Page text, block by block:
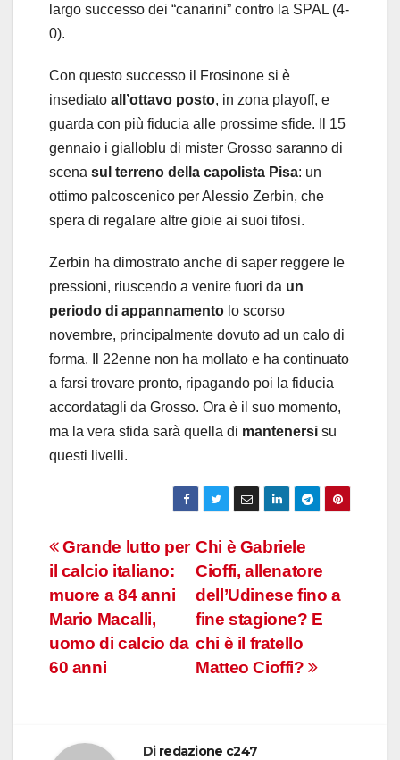
largo successo dei “canarini” contro la SPAL (4-
0).
Con questo successo il Frosinone si è
insediato all’ottavo posto, in zona playoff, e
guarda con più fiducia alle prossime sfide. Il 15
gennaio i gialloblu di mister Grosso saranno di
scena sul terreno della capolista Pisa: un
ottimo palcoscenico per Alessio Zerbin, che
spera di regalare altre gioie ai suoi tifosi.
Zerbin ha dimostrato anche di saper reggere le
pressioni, riuscendo a venire fuori da un
periodo di appannamento lo scorso
novembre, principalmente dovuto ad un calo di
forma. Il 22enne non ha mollato e ha continuato
a farsi trovare pronto, ripagando poi la fiducia
accordatagli da Grosso. Ora è il suo momento,
ma la vera sfida sarà quella di mantenersi su
questi livelli.
Navigazione
articoli
Chi è Gabriele
Cioffi, allenatore
dell’Udinese fino a
fine stagione? E
chi è il fratello
Matteo Cioffi?
Grande lutto per
il calcio italiano:
muore a 84 anni
Mario Macalli,
uomo di calcio da
60 anni
Di redazione c247